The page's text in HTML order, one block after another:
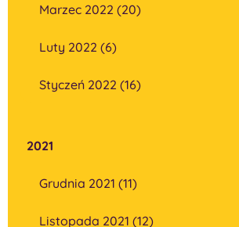
Marzec 2022 (20)
Luty 2022 (6)
Styczeń 2022 (16)
2021
Grudnia 2021 (11)
Listopada 2021 (12)